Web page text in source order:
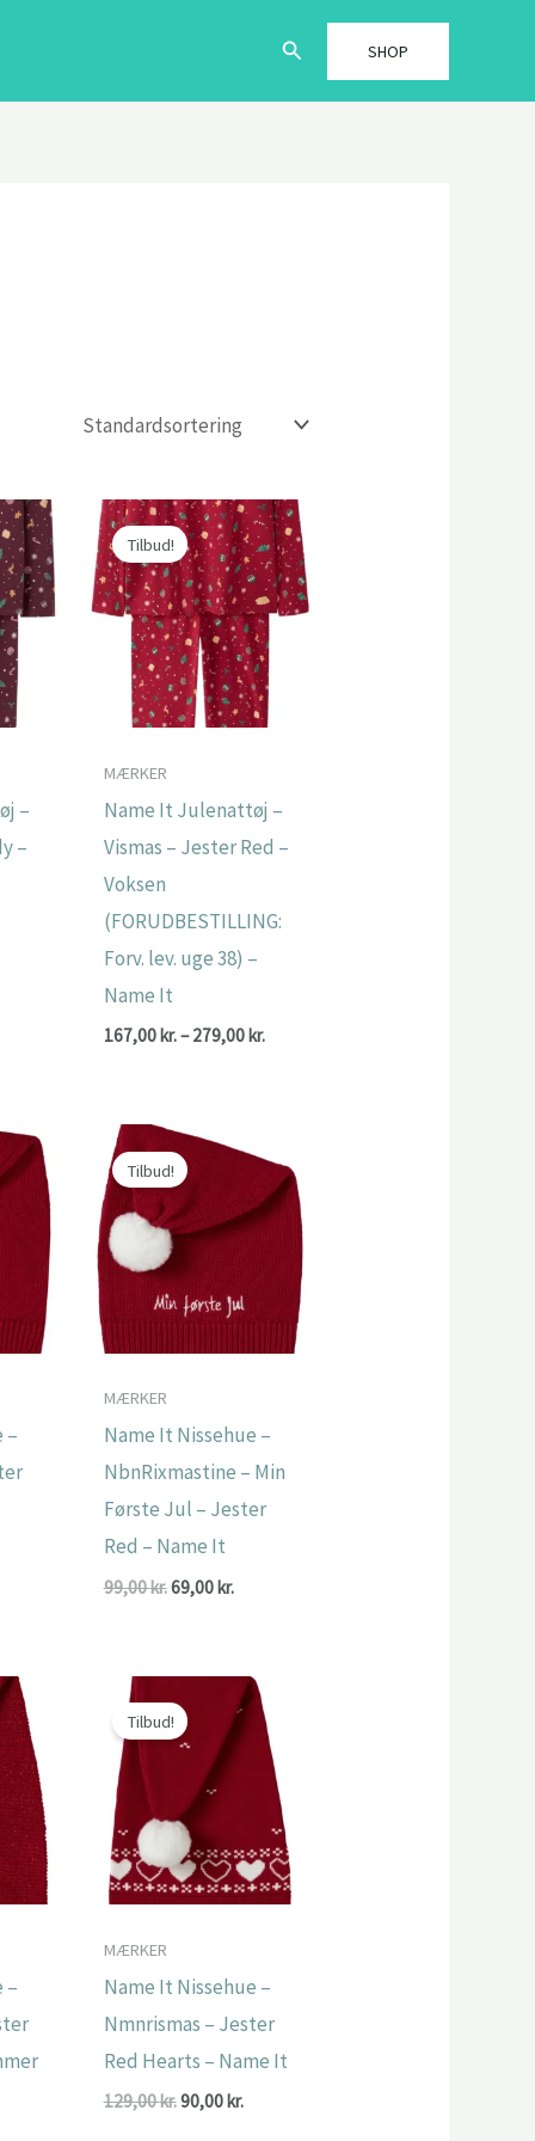
Søg SHOP
–
–
Den
Tilbud!
MÆRKER
Name It Julenattøj –
Vismas – Jester Red –
Voksen
(FORUDBESTILLING:
Forv. lev. uge 38) –
Name It
167,00 kr.– 279,00 kr.Prisinterval:
–
Tilbud!
MÆRKER
Name It Nissehue –
NbnRixmastine – Min
Første Jul – Jester
Red – Name It
99,00kr.Den
99,00 kr..
69,00kr.Den
69,00 kr..
–
Tilbud!
MÆRKER
Name It Nissehue –
Nmnrismas – Jester
Red Hearts – Name It
129,00kr.Den
90,00 kr.Den